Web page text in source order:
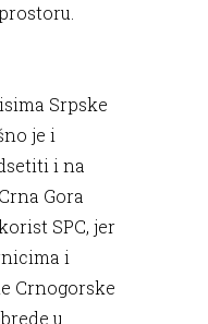
Srpske
je i
i na
Gora
SPC, jer
i
Crnogorske
u